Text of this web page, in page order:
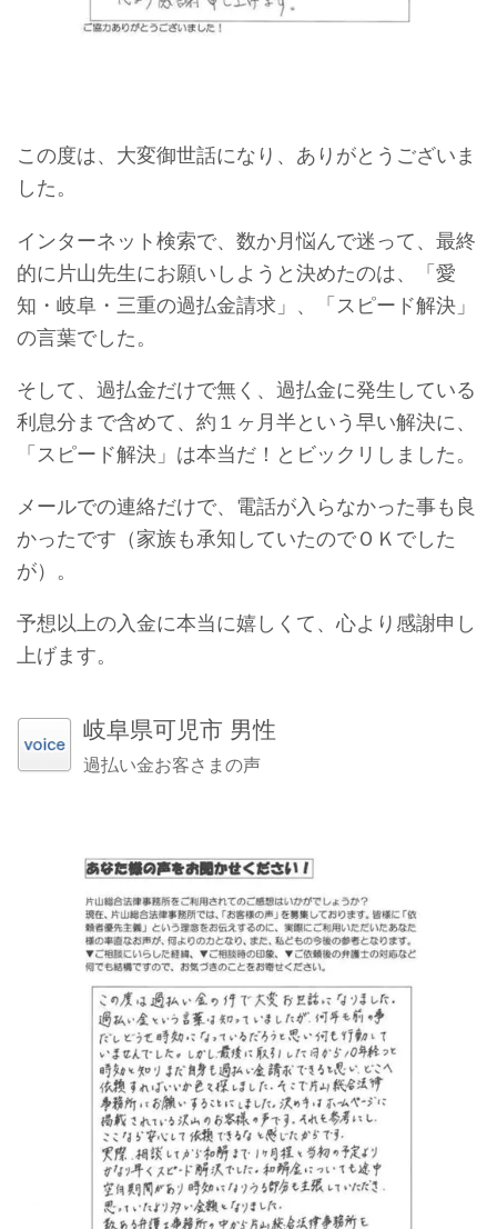
この度は、大変御世話になり、ありがとうございま
した。
インターネット検索で、数か月悩んで迷って、最終
的に片山先生にお願いしようと決めたのは、「愛
知・岐阜・三重の過払金請求」、「スピード解決」
の言葉でした。
そして、過払金だけで無く、過払金に発生している
利息分まで含めて、約１ヶ月半という早い解決に、
「スピード解決」は本当だ！とビックリしました。
メールでの連絡だけで、電話が入らなかった事も良
かったです（家族も承知していたのでＯＫでした
が）。
予想以上の入金に本当に嬉しくて、心より感謝申し
上げます。
岐阜県可児市 男性
過払い金お客さまの声